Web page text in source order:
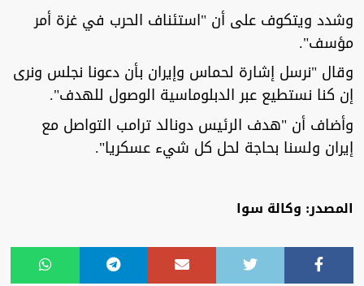
وشدد ويتكوف على أن "استئناف الحرب في غزة أمر
مؤسف".
وقال "نرسل إشارة لحماس وإيران بأن دعونا نجلس ونرى
إن كنا نستطيع عبر الدبلوماسية الوصول للهدف".
وأضاف أن "هدف الرئيس دونالد ترامب التواصل مع
إيران ولسنا بحاجة لحل كل شيء عسكريا".
المصدر: وكالة سوا